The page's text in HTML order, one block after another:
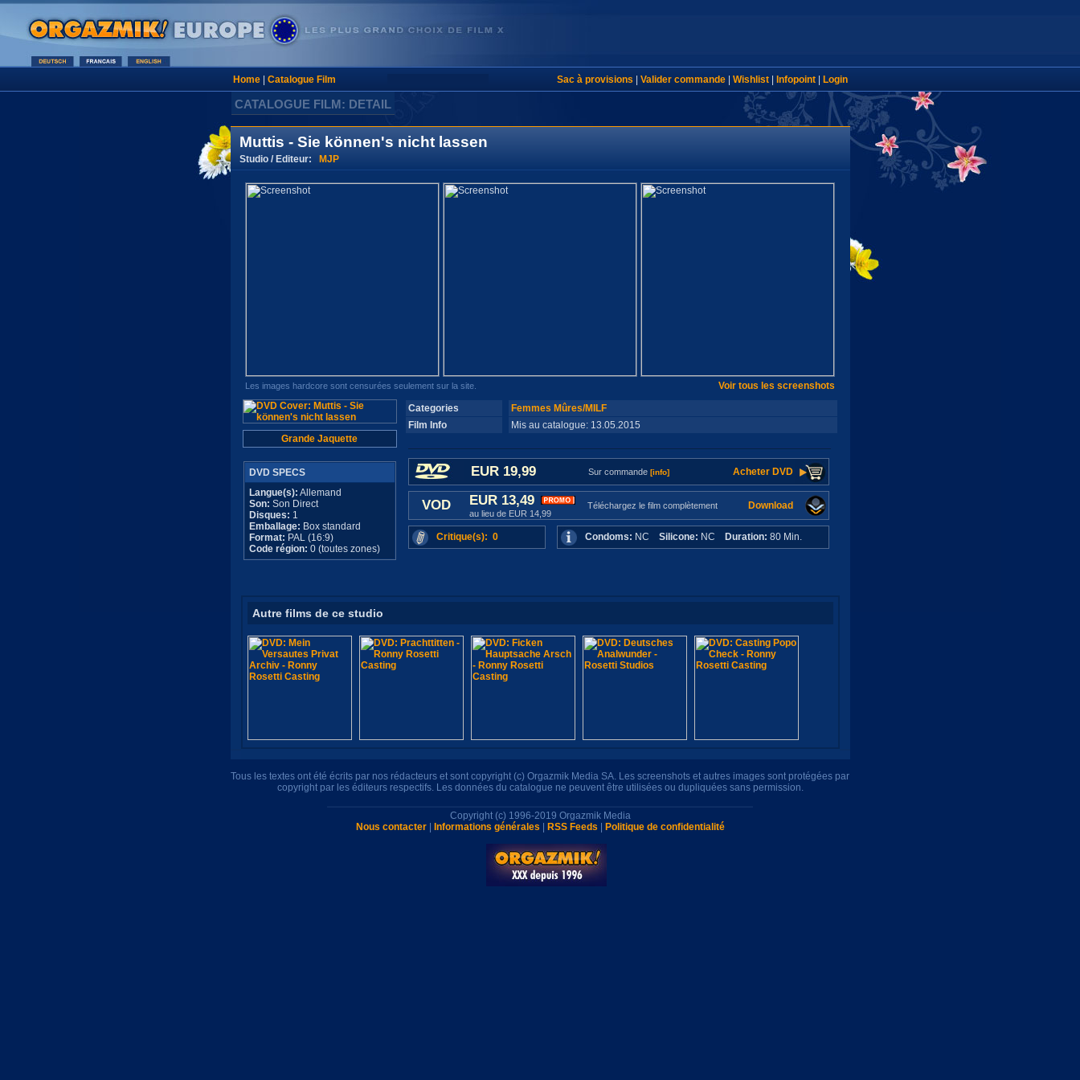
Home| Catalogue Film Sac à provisions Valider commande| Wishlist| Infopoint| Login
CATALOGUE FILM: DETAIL
Muttis - Sie können's nicht lassen
Studio / Editeur: MJP
Les images hardcore sont censurées seulement sur la site. Voir tous les screenshots
Grande Jaquette
DVD SPECS
Langue(s): Allemand
Son: Son Direct
Disques: 1
Emballage: Box standard
Format: PAL (16:9)
Code région: 0 (toutes zones)
Categories
Femmes Mûres/MILF
Film Info
Mis au catalogue: 13.05.2015
EUR 19,99 Sur commande [info] Acheter DVD
VOD EUR 13,49
au lieu de EUR 14,99
Téléchargez le film complètement Download
Critique(s): 0 Condoms: NC Silicone: NC Duration: 80 Min.
Autre films de ce studio
Tous les textes ont été écrits par nos rédacteurs et sont copyright (c) Orgazmik Media SA. Les screenshots et autres images sont protégées par
copyright par les éditeurs respectifs. Les données du catalogue ne peuvent être utilisées ou dupliquées sans permission.
Copyright (c) 1996-2019 Orgazmik Media
Nous contacter| Informations générales RSS Feeds Politique de confidentialité